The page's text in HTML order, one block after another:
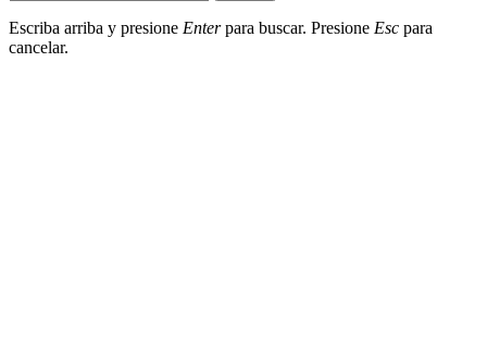
Escriba arriba y presione Enterpara buscar. Presione Esc para
cancelar.